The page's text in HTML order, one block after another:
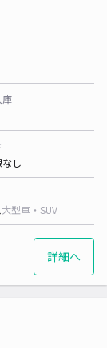
庫
し
大型車・SUV
詳細へ